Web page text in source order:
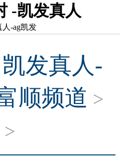
-凯发真人
人-ag凯发
凯发真人-
顺频道 >
>